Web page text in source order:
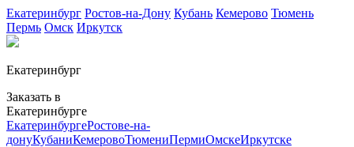
Екатеринбург Ростов-на-Дону Кубань Кемерово Тюмень
Пермь Омск Иркутск
Екатеринбург
Заказать в
Екатеринбурге
ЕкатеринбургеРостове-на-
донуКубаниКемеровоТюмениПермиОмскеИркутске